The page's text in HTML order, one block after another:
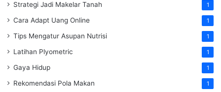
Strategi Jadi Makelar Tanah 1
Cara Adapt Uang Online 1
Tips Mengatur Asupan Nutrisi 1
Latihan Plyometric 1
Gaya Hidup 1
Rekomendasi Pola Makan 1